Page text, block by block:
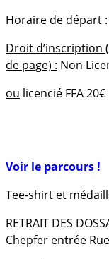
Horaire de départ
Droit d’inscription
de page) : Non
ou licencié FFA 20€
Voir le parcours !
Tee-shirt et
RETRAIT DES
Chepfer entrée